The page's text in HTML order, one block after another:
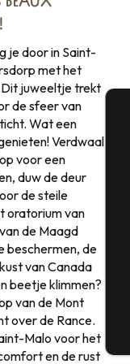
je door in Saint-
met het
Dit juweeltje trekt
de sfeer van
Wat een
Verdwaal
voor een
duw de deur
de steile
oratorium van
de Maagd
beschermen, de
van Canada
beetje klimmen?
van de Mont
over de Rance.
Malo voor het
en de rust